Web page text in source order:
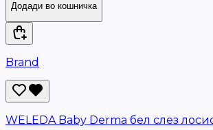
Додади во кошничка
Brand
WELEDA Baby Derma бел слез